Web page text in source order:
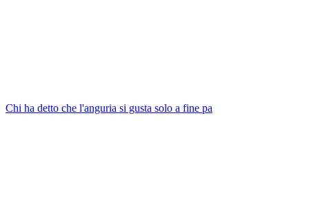
Chi ha detto che l'anguria si gusta solo a fine pa